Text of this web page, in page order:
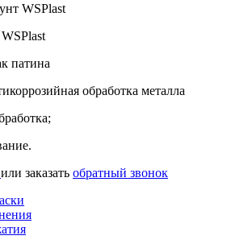
WSPlast
патина
обработка металла
или заказать обратный звонок